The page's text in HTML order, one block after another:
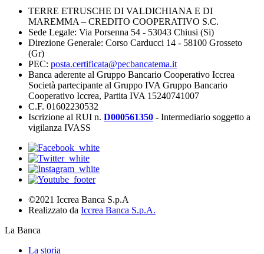
TERRE ETRUSCHE DI VALDICHIANA E DI
MAREMMA – CREDITO COOPERATIVO S.C.
Sede Legale: Via Porsenna 54 - 53043 Chiusi (Si)
Direzione Generale: Corso Carducci 14 - 58100 Grosseto
(Gr)
PEC: posta.certificata@pecbancatema.it
Banca aderente al Gruppo Bancario Cooperativo Iccrea
Società partecipante al Gruppo IVA Gruppo Bancario
Cooperativo Iccrea, Partita IVA 15240741007
C.F. 01602230532
Iscrizione al RUI n. D000561350 - Intermediario soggetto a
vigilanza IVASS
©2021 Iccrea Banca S.p.A
Realizzato da Iccrea Banca S.p.A.
La Banca
La storia